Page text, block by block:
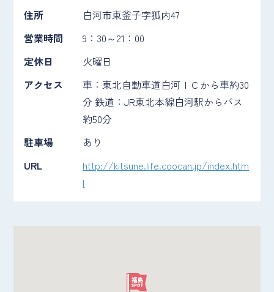
住所
白河市東釜子字狐内47
営業時間
9：30～21：00
定休日
火曜日
アクセス
車：東北自動車道白河ＩＣから車約30
分 鉄道：JR東北本線白河駅からバス
約50分
駐車場
あり
URL
http://kitsune.life.coocan.jp/index.htm
l